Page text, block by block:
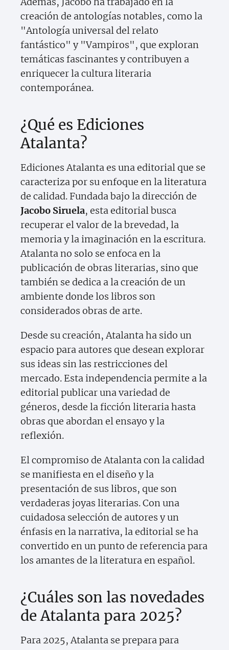
creación de antologías notables, como la
"Antología universal del relato
fantástico" y "Vampiros", que exploran
temáticas fascinantes y contribuyen a
enriquecer la cultura literaria
contemporánea.
¿Qué es Ediciones
Atalanta?
Ediciones Atalanta es una editorial que se
caracteriza por su enfoque en la literatura
de calidad. Fundada bajo la dirección de
Jacobo Siruela, esta editorial busca
recuperar el valor de la brevedad, la
memoria y la imaginación en la escritura.
Atalanta no solo se enfoca en la
publicación de obras literarias, sino que
también se dedica a la creación de un
ambiente donde los libros son
considerados obras de arte.
Desde su creación, Atalanta ha sido un
espacio para autores que desean explorar
sus ideas sin las restricciones del
mercado. Esta independencia permite a la
editorial publicar una variedad de
géneros, desde la ficción literaria hasta
obras que abordan el ensayo y la
reflexión.
El compromiso de Atalanta con la calidad
se manifiesta en el diseño y la
presentación de sus libros, que son
verdaderas joyas literarias. Con una
cuidadosa selección de autores y un
énfasis en la narrativa, la editorial se ha
convertido en un punto de referencia para
los amantes de la literatura en español.
¿Cuáles son las novedades
de Atalanta para 2025?
Para 2025, Atalanta se prepara para